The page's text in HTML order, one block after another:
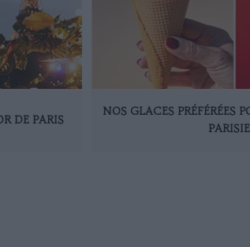
DE PARIS
NOS GLACES PRÉFÉRÉES